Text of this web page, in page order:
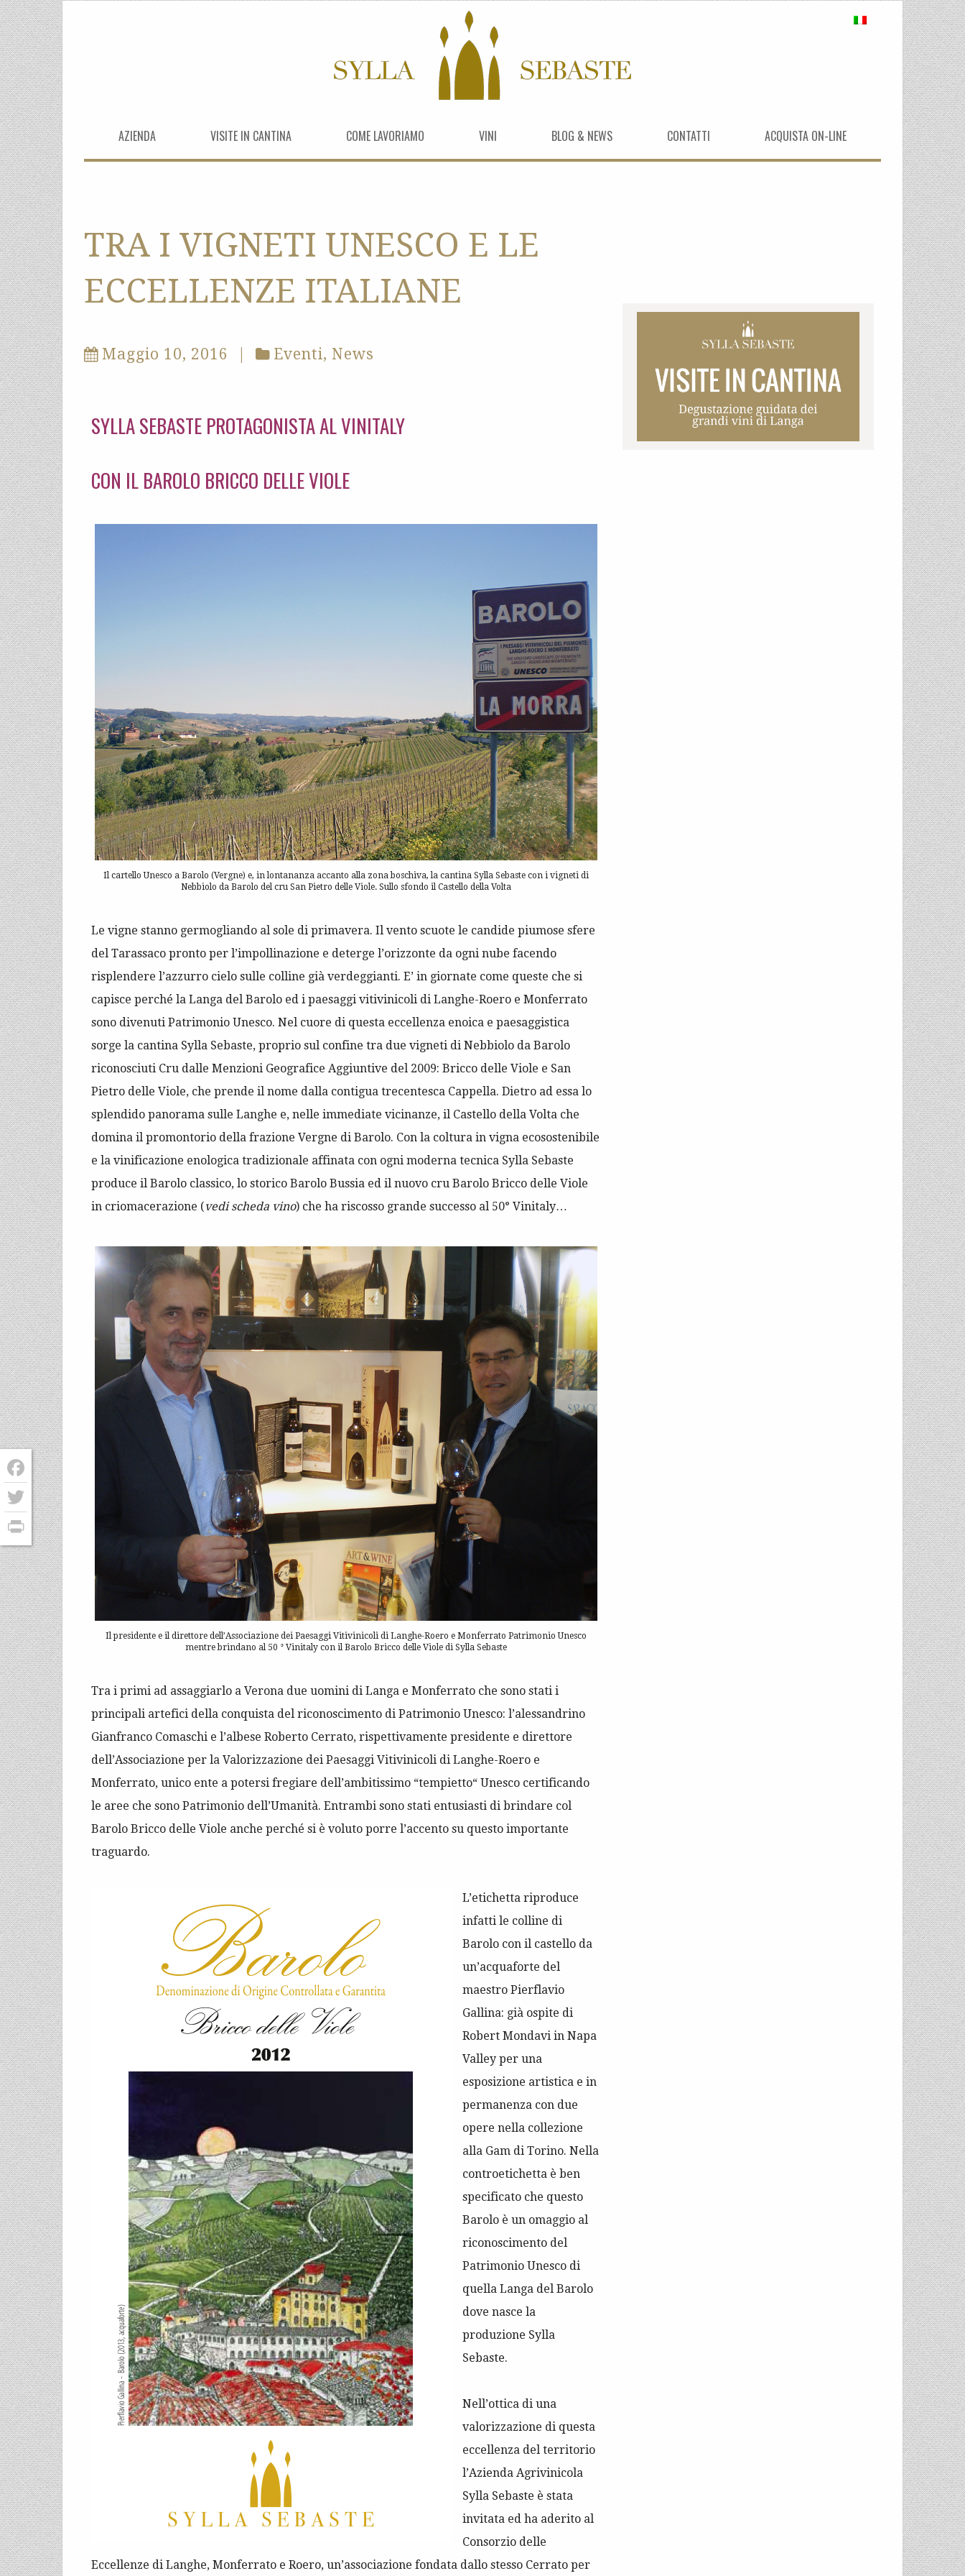
AZIENDA VISITE IN CANTINA COME LAVORIAMO VINI BLOG & NEWS CONTATTI ACQUISTA ON-LINE
TRA I VIGNETI UNESCO E LE
ECCELLENZE ITALIANE
Maggio 10, 2016 Eventi,News
SYLLA SEBASTE PROTAGONISTA AL VINITALY
CON IL BAROLO BRICCO DELLE VIOLE
Il cartello Unesco a Barolo (Vergne) e, in lontananza accanto alla zona boschiva, la cantina Sylla Sebaste con i vigneti di
Nebbiolo da Barolo del cru San Pietro delle Viole. Sullo sfondo il Castello della Volta
Le vigne stanno germogliando al sole di primavera. Il vento scuote le candide piumose sfere
del Tarassaco pronto per l’impollinazione e deterge l’orizzonte da ogni nube facendo
risplendere l’azzurro cielo sulle colline già verdeggianti. E’ in giornate come queste che si
capisce perché la Langa del Barolo ed i paesaggi vitivinicoli di Langhe-Roero e Monferrato
sono divenuti Patrimonio Unesco. Nel cuore di questa eccellenza enoica e paesaggistica
sorge la cantina Sylla Sebaste, proprio sul confine tra due vigneti di Nebbiolo da Barolo
riconosciuti Cru dalle Menzioni Geografice Aggiuntive del 2009: Bricco delle Viole e San
Pietro delle Viole, che prende il nome dalla contigua trecentesca Cappella. Dietro ad essa lo
splendido panorama sulle Langhe e, nelle immediate vicinanze, il Castello della Volta che
domina il promontorio della frazione Vergne di Barolo. Con la coltura in vigna ecosostenibile
e la vinificazione enologica tradizionale affinata con ogni moderna tecnica Sylla Sebaste
produce il Barolo classico, lo storico Barolo Bussia ed il nuovo cru Barolo Bricco delle Viole
in criomacerazione (vedi scheda vino) che ha riscosso grande successo al 50° Vinitaly…
Il presidente e il direttore dell’Associazione dei Paesaggi Vitivinicoli di Langhe-Roero e Monferrato Patrimonio Unesco
mentre brindano al 50 ° Vinitaly con il Barolo Bricco delle Viole di Sylla Sebaste
Tra i primi ad assaggiarlo a Verona due uomini di Langa e Monferrato che sono stati i
principali artefici della conquista del riconoscimento di Patrimonio Unesco: l’alessandrino
Gianfranco Comaschi e l’albese Roberto Cerrato, rispettivamente presidente e direttore
dell’Associazione per la Valorizzazione dei Paesaggi Vitivinicoli di Langhe-Roero e
Monferrato, unico ente a potersi fregiare dell’ambitissimo “tempietto“ Unesco certificando
le aree che sono Patrimonio dell’Umanità. Entrambi sono stati entusiasti di brindare col
Barolo Bricco delle Viole anche perché si è voluto porre l’accento su questo importante
traguardo.
L’etichetta riproduce
infatti le colline di
Barolo con il castello da
un’acquaforte del
maestro Pierflavio
Gallina: già ospite di
Robert Mondavi in Napa
Valley per una
esposizione artistica e in
permanenza con due
opere nella collezione
alla Gam di Torino. Nella
controetichetta è ben
specificato che questo
Barolo è un omaggio al
riconoscimento del
Patrimonio Unesco di
quella Langa del Barolo
dove nasce la
produzione Sylla
Sebaste.
Nell’ottica di una
valorizzazione di questa
eccellenza del territorio
l’Azienda Agrivinicola
Sylla Sebaste è stata
invitata ed ha aderito al
Consorzio delle
Eccellenze di Langhe, Monferrato e Roero, un’associazione fondata dallo stesso Cerrato per
Facebook
Twitter
PrintFriendly